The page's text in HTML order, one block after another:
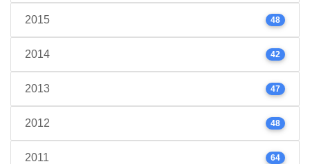
2015 48
2014 42
2013 47
2012 48
2011 64